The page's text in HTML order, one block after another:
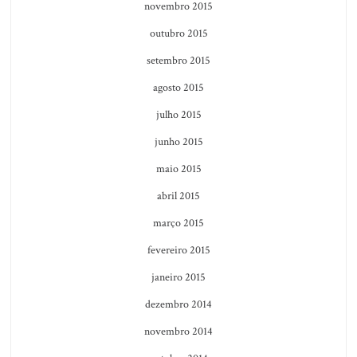
novembro 2015
outubro 2015
setembro 2015
agosto 2015
julho 2015
junho 2015
maio 2015
abril 2015
março 2015
fevereiro 2015
janeiro 2015
dezembro 2014
novembro 2014